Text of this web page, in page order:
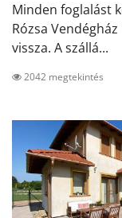
Minden foglalást
Rózsa
vissza. A szállá...
2042 megtekintés